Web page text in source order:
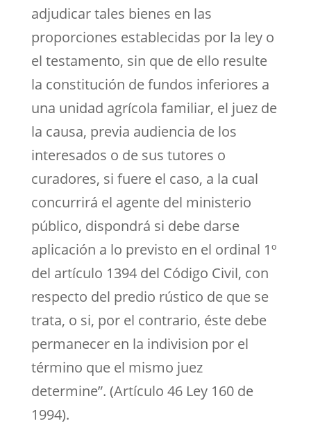
adjudicar tales bienes en las
proporciones establecidas por la ley o
el testamento, sin que de ello resulte
la constitución de fundos inferiores a
una unidad agrícola familiar, el juez de
la causa, previa audiencia de los
interesados o de sus tutores o
curadores, si fuere el caso, a la cual
concurrirá el agente del ministerio
público, dispondrá si debe darse
aplicación a lo previsto en el ordinal 1º
del artículo 1394 del Código Civil, con
respecto del predio rústico de que se
trata, o si, por el contrario, éste debe
permanecer en la indivision por el
término que el mismo juez
determine”. (Artículo 46 Ley 160 de
1994).